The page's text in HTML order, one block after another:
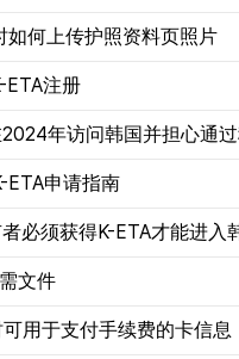
如何上传护照资料页照片
ETA注册
年访问韩国并担心通
ETA申请指南
必须获得K-ETA才能进入
文件
用于支付手续费的卡信息